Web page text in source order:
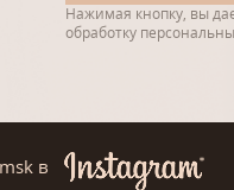
Нажимая кнопку, вы
обработку
в